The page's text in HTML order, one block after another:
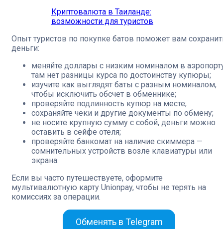
Криптовалюта в Таиланде:
возможности для туристов
Опыт туристов по покупке батов поможет вам
деньги:
меняйте доллары с низким номиналом в
там нет разницы курса по достоинству купюры;
изучите как выглядят баты с разным номиналом,
чтобы исключить обсчет в обменнике;
проверяйте подлинность купюр на месте;
сохраняйте чеки и другие документы по обмену;
не носите крупную сумму с собой, деньги можно
оставить в сейфе отеля;
проверяйте банкомат на наличие скиммера —
сомнительных устройств возле клавиатуры или
экрана.
Если вы часто путешествуете, оформите
мультивалютную карту Unionpay, чтобы не терять на
комиссиях за операции.
Обменять в Telegram